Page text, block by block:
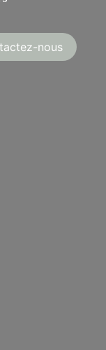
nous